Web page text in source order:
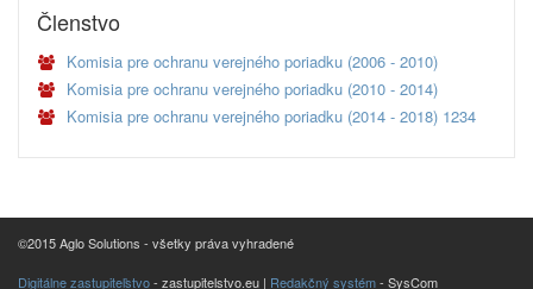
Členstvo
Komisia pre ochranu verejného poriadku (2006 - 2010)
Komisia pre ochranu verejného poriadku (2010 - 2014)
Komisia pre ochranu verejného poriadku (2014 - 2018) 1234
©2015 Aglo Solutions - všetky práva vyhradené
Digitálne zastupiteľstvo- zastupitelstvo.eu | Redakčný systém- SysCom